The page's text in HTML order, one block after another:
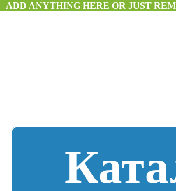
ADD ANYTHING HERE OR JUST